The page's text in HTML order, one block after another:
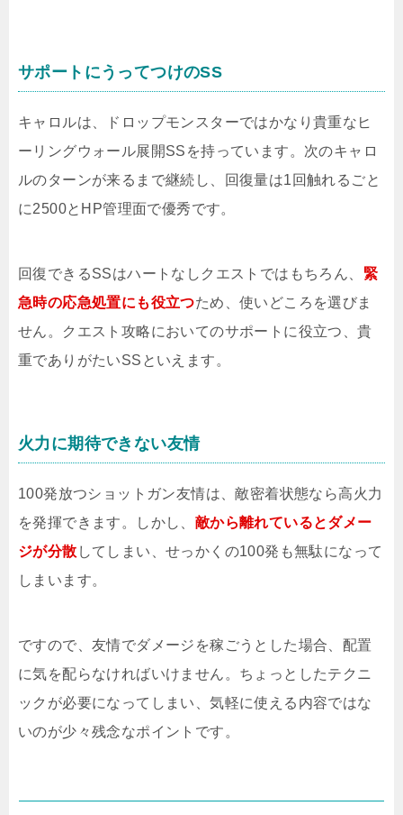
サポートにうってつけのSS
キャロルは、ドロップモンスターではかなり貴重なヒ
ーリングウォール展開SSを持っています。次のキャロ
ルのターンが来るまで継続し、回復量は1回触れるごと
に2500とHP管理面で優秀です。
回復できるSSはハートなしクエストではもちろん、 緊
急時の応急処置にも役立つため、使いどころを選びま
せん。クエスト攻略においてのサポートに役立つ、貴
重でありがたいSSといえます。
火力に期待できない友情
100発放つショットガン友情は、敵密着状態なら高火力
を発揮できます。しかし、 敵から離れているとダメー
ジが分散 してしまい、せっかくの100発も無駄になって
しまいます。
ですので、友情でダメージを稼ごうとした場合、配置
に気を配らなければいけません。ちょっとしたテクニ
ックが必要になってしまい、気軽に使える内容ではな
いのが少々残念なポイントです。